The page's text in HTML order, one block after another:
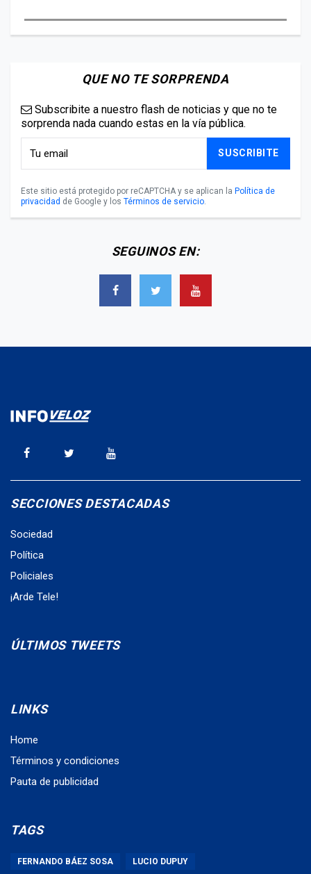
QUE NO TE SORPRENDA
Subscribite a nuestro flash de noticias y que no te
sorprenda nada cuando estas en la vía pública.
SUSCRIBITE
Este sitio está protegido por reCAPTCHA y se aplican la Política de
privacidad de Google y los Términos de servicio.
SEGUINOS EN:
SECCIONES DESTACADAS
Sociedad
Política
Policiales
¡Arde Tele!
ÚLTIMOS TWEETS
LINKS
Home
Términos y condiciones
Pauta de publicidad
TAGS
FERNANDO BÁEZ SOSA LUCIO DUPUY